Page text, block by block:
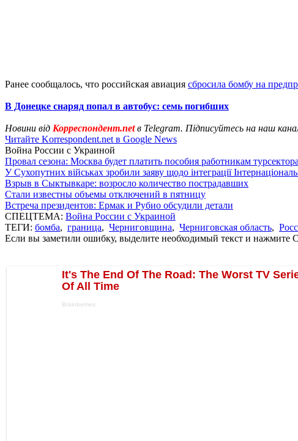
Ранее сообщалось, что российская авиация сбросила бомбу на
В Донецке снаряд попал в автобус: семь погибших
Новини від Корреспондент.netв Telegram. Підписуйтесь на наш
Читайте Korrespondent.net в Google News
Война России с Украиной
Провал сезона: Москва будет платить пособия работникам
У Сухопутних військах зробили заяву щодо інтеграції
Взрыв в Сыктывкаре: возросло количество пострадавших
Стали известны объемы отключений в пятницу
Встреча президентов: Ермак и Рубио обсудили детали
СПЕЦТЕМА: Война России с Украиной
ТЕГИ: бомба, граница, Черниговщина, Черниговская область,
Если вы заметили ошибку, выделите необходимый текст и нажмите